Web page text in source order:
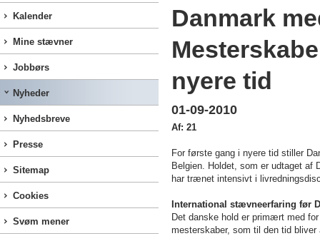
Kalender
Mine stævner
Jobbørs
Nyheder
Nyhedsbreve
Presse
Sitemap
Cookies
Svøm mener
Danmark
nyere tid
01-09-2010
Af: 21
For første gang i nyere tid stiller
Belgien. Holdet, som er udtaget af
har trænet intensivt i
International stævneerfaring før
Det danske hold er primært med
mesterskaber, som til den tid